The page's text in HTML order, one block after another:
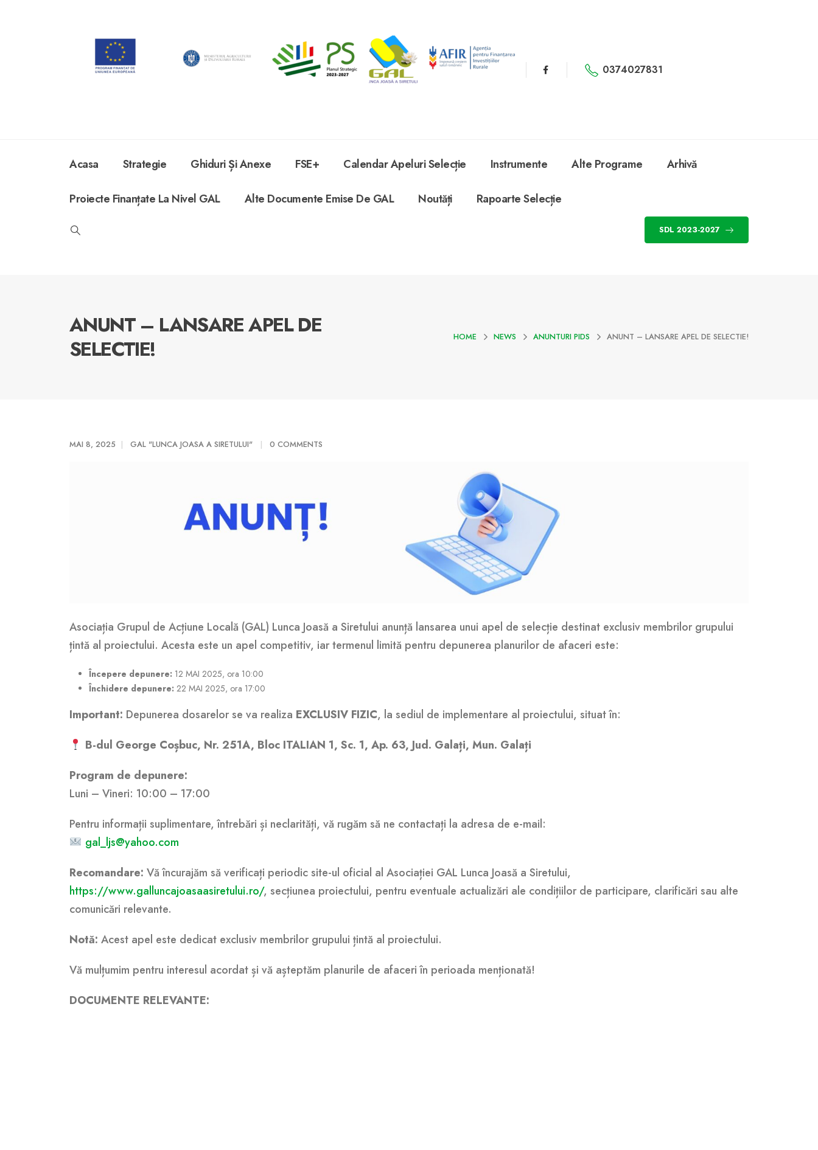
0374027831
Acasa Strategie Ghiduri Și Anexe FSE+ Calendar Apeluri Selecție Instrumente Alte Programe Arhivă
Proiecte Finanțate La Nivel GAL Alte Documente Emise De GAL Noutăți Rapoarte Selecție
SDL 2023-2027
ANUNT – LANSARE APEL DE
SELECTIE!
HOME NEWS ANUNTURI PIDS ANUNT – LANSARE APEL DE SELECTIE!
MAI 8, 2025 GAL "LUNCA JOASA A SIRETULUI" 0 COMMENTS
Asociația Grupul de Acțiune Locală (GAL) Lunca Joasă a Siretului anunță lansarea unui apel de selecție destinat exclusiv membrilor grupului
țintă al proiectului. Acesta este un apel competitiv, iar termenul limită pentru depunerea planurilor de afaceri este:
Începere depunere: 12 MAI 2025, ora 10:00
Închidere depunere: 22 MAI 2025, ora 17:00
Important: Depunerea dosarelor se va realiza EXCLUSIV FIZIC, la sediul de implementare al proiectului, situat în:
B-dul George Coșbuc, Nr. 251A, Bloc ITALIAN 1, Sc. 1, Ap. 63, Jud. Galați, Mun. Galați
Program de depunere:
Luni – Vineri: 10:00 – 17:00
Pentru informații suplimentare, întrebări și neclarități, vă rugăm să ne contactați la adresa de e-mail:
gal_ljs@yahoo.com
Recomandare: Vă încurajăm să verificați periodic site-ul oficial al Asociației GAL Lunca Joasă a Siretului,
https://www.galluncajoasaasiretului.ro/, secțiunea proiectului, pentru eventuale actualizări ale condițiilor de participare, clarificări sau alte
comunicări relevante.
Notă: Acest apel este dedicat exclusiv membrilor grupului țintă al proiectului.
Vă mulțumim pentru interesul acordat și vă așteptăm planurile de afaceri în perioada menționată!
DOCUMENTE RELEVANTE: